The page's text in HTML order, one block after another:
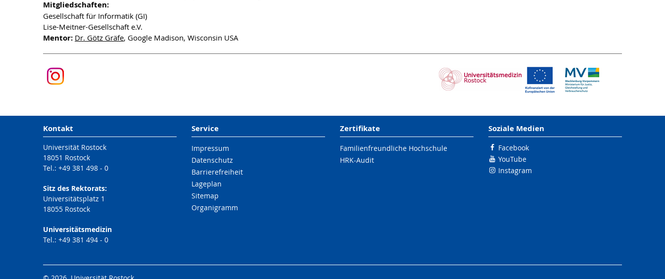
Mitgliedschaften:
Gesellschaft für Informatik (GI)
Lise-Meitner-Gesellschaft e.V.
Mentor: Dr. Götz Gräfe, Google Madison, Wisconsin USA
Kontakt
Universität Rostock
18051 Rostock
Tel.: +49 381 498 - 0
Sitz des Rektorats:
Universitätsplatz 1
18055 Rostock
Universitätsmedizin
Tel.: +49 381 494 - 0
Service
Impressum
Datenschutz
Barrierefreiheit
Lageplan
Sitemap
Organigramm
Zertifikate
Familienfreundliche Hochschule
HRK-Audit
Soziale Medien
Facebook
YouTube
Instagram